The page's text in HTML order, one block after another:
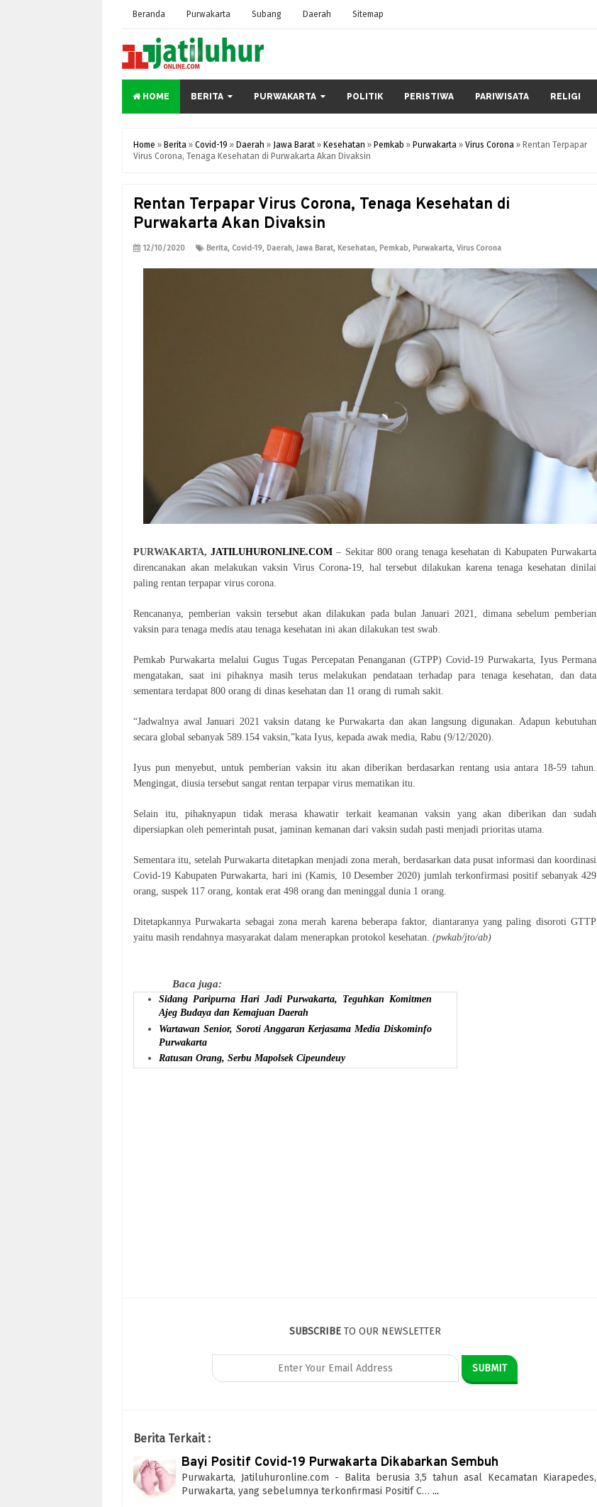
Beranda Purwakarta Subang Daerah Sitemap
HOME BERITA PURWAKARTA POLITIK PERISTIWA PARIWISATA RELIGI
Home » Berita » Covid-19 » Daerah » Jawa Barat » Kesehatan » Pemkab » Purwakarta » Virus Corona » Rentan Terpapar
Virus Corona, Tenaga Kesehatan di Purwakarta Akan Divaksin
Rentan Terpapar Virus Corona, Tenaga Kesehatan di
Purwakarta Akan Divaksin
12/10/2020 Berita, Covid-19, Daerah, Jawa Barat, Kesehatan, Pemkab, Purwakarta, Virus Corona
PURWAKARTA,JATILUHURONLINE.COM – Sekitar 800 orang tenaga kesehatan di Kabupaten Purwakarta
direncanakan akan melakukan vaksin Virus Corona-19, hal tersebut dilakukan karena tenaga kesehatan dinilai
paling rentan terpapar virus corona.
Rencananya, pemberian vaksin tersebut akan dilakukan pada bulan Januari 2021, dimana sebelum pemberian
vaksin para tenaga medis atau tenaga kesehatan ini akan dilakukan test swab.
Pemkab Purwakarta melalui Gugus Tugas Percepatan Penanganan (GTPP) Covid-19 Purwakarta, Iyus Permana
mengatakan, saat ini pihaknya masih terus melakukan pendataan terhadap para tenaga kesehatan, dan data
sementara terdapat 800 orang di dinas kesehatan dan 11 orang di rumah sakit.
“Jadwalnya awal Januari 2021 vaksin datang ke Purwakarta dan akan langsung digunakan. Adapun kebutuhan
secara global sebanyak 589.154 vaksin,”kata Iyus, kepada awak media, Rabu (9/12/2020).
Iyus pun menyebut, untuk pemberian vaksin itu akan diberikan berdasarkan rentang usia antara 18-59 tahun.
Mengingat, diusia tersebut sangat rentan terpapar virus mematikan itu.
Selain itu, pihaknyapun tidak merasa khawatir terkait keamanan vaksin yang akan diberikan dan sudah
dipersiapkan oleh pemerintah pusat, jaminan kemanan dari vaksin sudah pasti menjadi prioritas utama.
Sementara itu, setelah Purwakarta ditetapkan menjadi zona merah, berdasarkan data pusat informasi dan koordinasi
Covid-19 Kabupaten Purwakarta, hari ini (Kamis, 10 Desember 2020) jumlah terkonfirmasi positif sebanyak 429
orang, suspek 117 orang, kontak erat 498 orang dan meninggal dunia 1 orang.
Ditetapkannya Purwakarta sebagai zona merah karena beberapa faktor, diantaranya yang paling disoroti GTTP
yaitu masih rendahnya masyarakat dalam menerapkan protokol kesehatan. (pwkab/jto/ab)
Baca juga:
Sidang Paripurna Hari Jadi Purwakarta, Teguhkan Komitmen
Ajeg Budaya dan Kemajuan Daerah
Wartawan Senior, Soroti Anggaran Kerjasama Media Diskominfo
Purwakarta
Ratusan Orang, Serbu Mapolsek Cipeundeuy
SUBSCRIBETO OUR NEWSLETTER
Berita Terkait :
Bayi Positif Covid-19 Purwakarta Dikabarkan Sembuh
Purwakarta, Jatiluhuronline.com - Balita berusia 3,5 tahun asal Kecamatan Kiarapedes,
Purwakarta, yang sebelumnya terkonfirmasi Positif C… ...